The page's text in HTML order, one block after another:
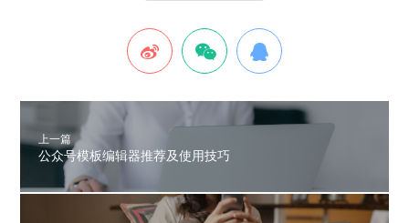
上一篇
公众号模板编辑器推荐及使用技巧